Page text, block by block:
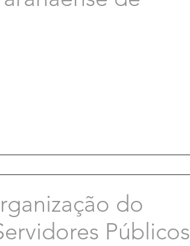
do
Públicos